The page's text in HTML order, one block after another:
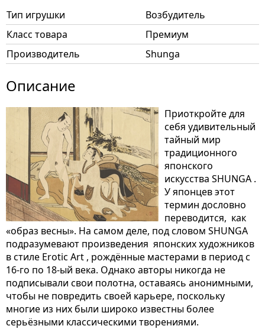
Тип игрушки
Возбудитель
Класс товара
Премиум
Производитель
Shunga
Описание
Приоткройте для
себя удивительный
тайный мир
традиционного
японского
искусства SHUNGA .
У японцев этот
термин дословно
переводится, как
«образ весны». На самом деле, под словом SHUNGA
подразумевают произведения японских художников
в стиле Erotic Art , рождённые мастерами в период с
16-го по 18-ый века. Однако авторы никогда не
подписывали свои полотна, оставаясь анонимными,
чтобы не повредить своей карьере, поскольку
многие из них были широко известны более
серьёзными классическими творениями.